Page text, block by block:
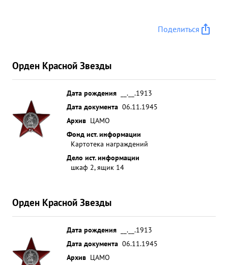
Поделиться
Орден Красной Звезды
Дата рождения
__.__.1913
Дата документа 06.11.1945
Архив ЦАМО
Фонд ист. информации
Картотека награждений
Дело ист. информации
шкаф 2, ящик 14
Орден Красной Звезды
Дата рождения
__.__.1913
Дата документа 06.11.1945
Архив ЦАМО